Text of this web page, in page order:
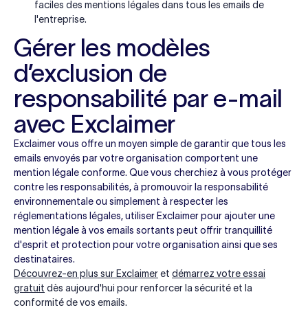
faciles des mentions légales dans tous les emails de
l'entreprise.
Gérer les modèles
d’exclusion de
responsabilité par e-mail
avec Exclaimer
Exclaimer vous offre un moyen simple de garantir que tous les
emails envoyés par votre organisation comportent une
mention légale conforme. Que vous cherchiez à vous protéger
contre les responsabilités, à promouvoir la responsabilité
environnementale ou simplement à respecter les
réglementations légales, utiliser Exclaimer pour ajouter une
mention légale à vos emails sortants peut offrir tranquillité
d'esprit et protection pour votre organisation ainsi que ses
destinataires.
Découvrez-en plus sur Exclaimeret démarrez votre essai
gratuit dès aujourd'hui pour renforcer la sécurité et la
conformité de vos emails.